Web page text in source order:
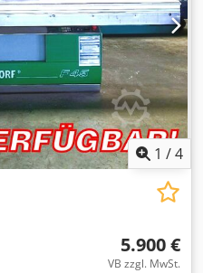
1 /4
5.900 €
VB zzgl. MwSt.